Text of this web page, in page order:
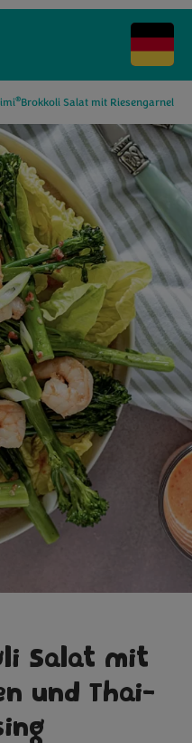
®Brokkoli Salat mit Riesengarnelen
Salat mit
und Thai-